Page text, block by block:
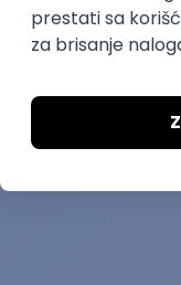
Mebit d.o.o.